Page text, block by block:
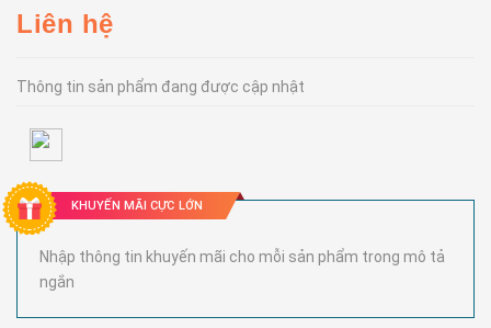
Liên hệ
Thông tin sản phẩm đang được cập nhật
KHUYẾN MÃI CỰC LỚN
Nhập thông tin khuyến mãi cho mỗi sản phẩm trong mô tả
ngắn